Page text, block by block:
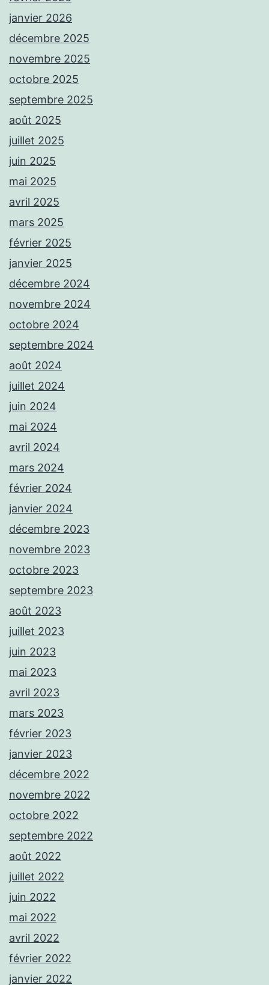
janvier 2026
décembre 2025
novembre 2025
octobre 2025
septembre 2025
août 2025
juillet 2025
juin 2025
mai 2025
avril 2025
mars 2025
février 2025
janvier 2025
décembre 2024
novembre 2024
octobre 2024
septembre 2024
août 2024
juillet 2024
juin 2024
mai 2024
avril 2024
mars 2024
février 2024
janvier 2024
décembre 2023
novembre 2023
octobre 2023
septembre 2023
août 2023
juillet 2023
juin 2023
mai 2023
avril 2023
mars 2023
février 2023
janvier 2023
décembre 2022
novembre 2022
octobre 2022
septembre 2022
août 2022
juillet 2022
juin 2022
mai 2022
avril 2022
février 2022
janvier 2022